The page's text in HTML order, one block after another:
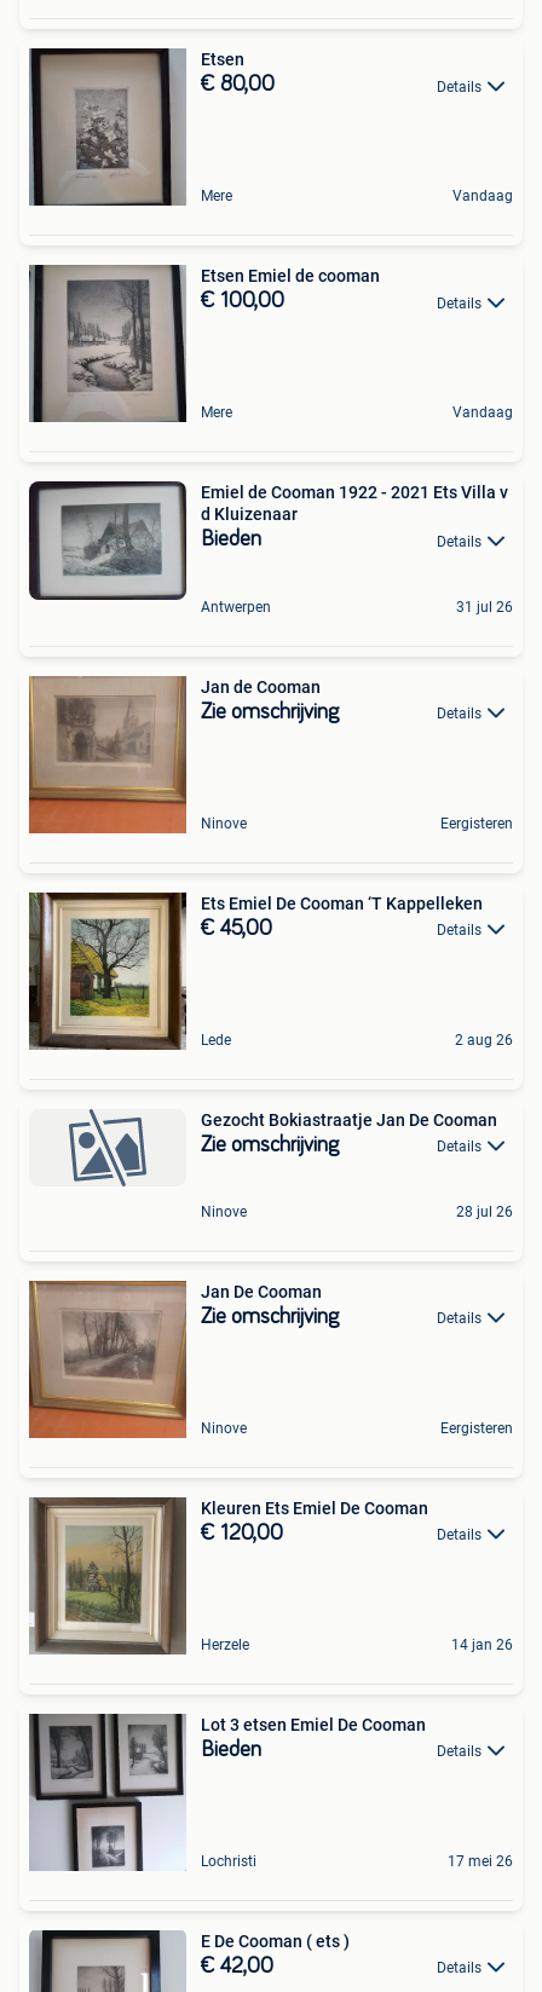
Etsen
€ 80,00 Details
Mere Vandaag
Etsen Emiel de cooman
€ 100,00 Details
Mere Vandaag
Emiel de Cooman 1922 - 2021 Ets Villa v
d Kluizenaar
Bieden Details
Antwerpen 31 jul 26
Jan de Cooman
Zie omschrijving Details
Ninove Eergisteren
Ets Emiel De Cooman ‘T Kappelleken
€ 45,00 Details
Lede 2 aug 26
Gezocht Bokiastraatje Jan De Cooman
Zie omschrijving Details
Ninove 28 jul 26
Jan De Cooman
Zie omschrijving Details
Ninove Eergisteren
Kleuren Ets Emiel De Cooman
€ 120,00 Details
Herzele 14 jan 26
Lot 3 etsen Emiel De Cooman
Bieden Details
Lochristi 17 mei 26
E De Cooman ( ets )
€ 42,00 Details